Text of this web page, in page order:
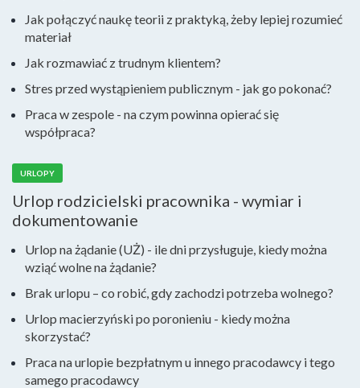
Jak połączyć naukę teorii z praktyką, żeby lepiej rozumieć
materiał
Jak rozmawiać z trudnym klientem?
Stres przed wystąpieniem publicznym - jak go pokonać?
Praca w zespole - na czym powinna opierać się
współpraca?
URLOPY
Urlop rodzicielski pracownika - wymiar i
dokumentowanie
Urlop na żądanie (UŻ) - ile dni przysługuje, kiedy można
wziąć wolne na żądanie?
Brak urlopu – co robić, gdy zachodzi potrzeba wolnego?
Urlop macierzyński po poronieniu - kiedy można
skorzystać?
Praca na urlopie bezpłatnym u innego pracodawcy i tego
samego pracodawcy